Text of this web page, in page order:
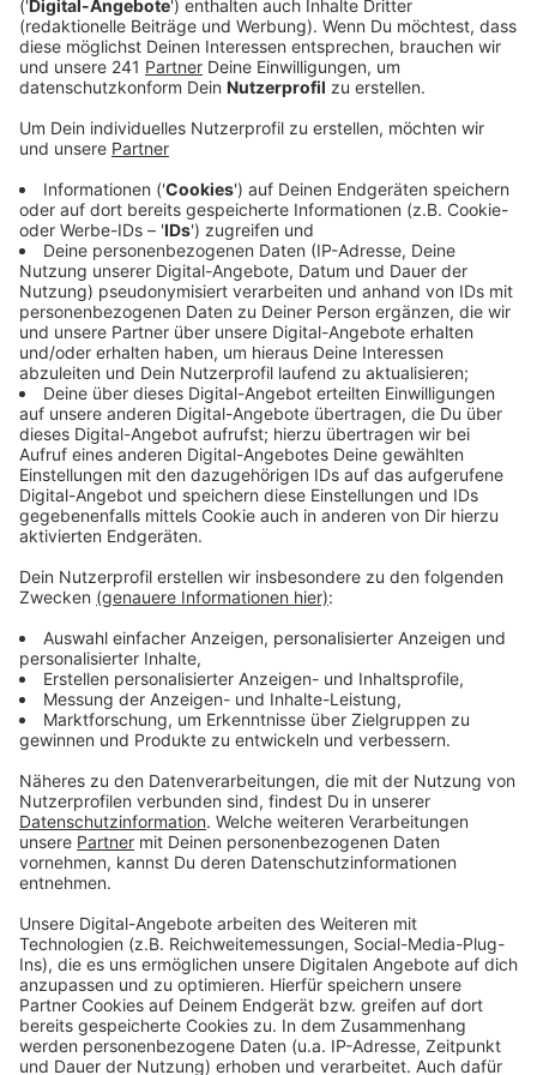
Veranstaltung nicht mehr umsetzbar sei.
Veröffentlicht:Dienstag, 18.06.2024 13:16
Anzeige
Als Grund führt er unter anderem die
Parkplatzsituation und die strengen
Sicherheitsanforderungen an. Die CDU fordert deshalb,
solche Veranstaltungen so zu fördern, dass sie ein
Gewinn für die Bürgerinnen und Bürger sind, und für die
Veranstalter auch durchführbar sind. Denn, so die CDU,
die Entscheidung die Landpartie nicht mehr
stattfinden zu lassen, zeige, dass der
Oberbürgermeister sich des Themas nicht genug
angenommen hat.
Anzeige
Weitere Meldungen aus Leverkusen
Anzeige
Nach riesigem Kokainfund: Wohnhaus in Leverkusen
durchsucht
Urteil nach Kindesmissbrauch in Leverkusen
Leverkusen: Kritik an Plänen für höhere Parkgebühren
Anzeige